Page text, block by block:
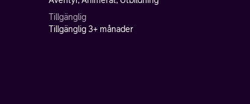
Tillgänglig
Tillgänglig 3+ månader